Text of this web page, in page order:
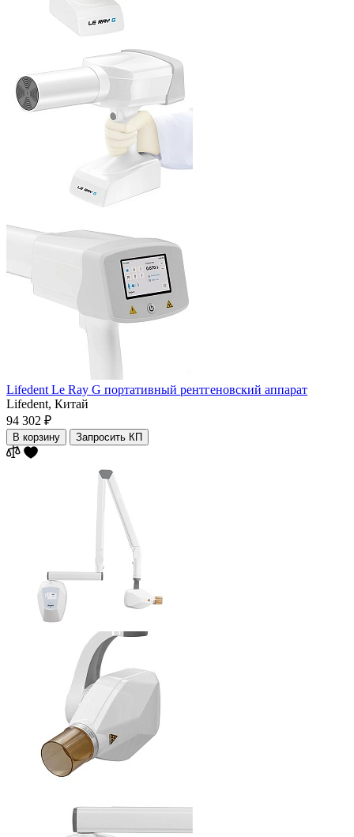
Lifedent Le Ray G портативный рентгеновский аппарат
Lifedent, Китай
94 302 ₽
В корзину Запросить КП